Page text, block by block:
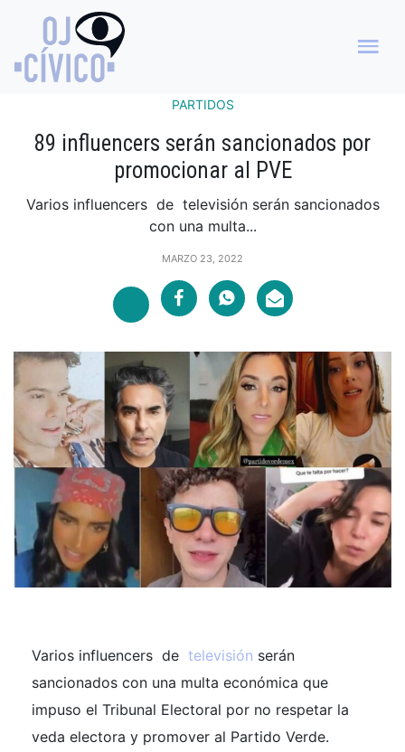
PARTIDOS
89 influencers serán sancionados por
promocionar al PVE
Varios influencers de televisión serán sancionados
con una multa...
MARZO 23, 2022
Varios influencers de televisión serán
sancionados con una multa económica que
impuso el Tribunal Electoral por no respetar la
veda electora y promover al Partido Verde.